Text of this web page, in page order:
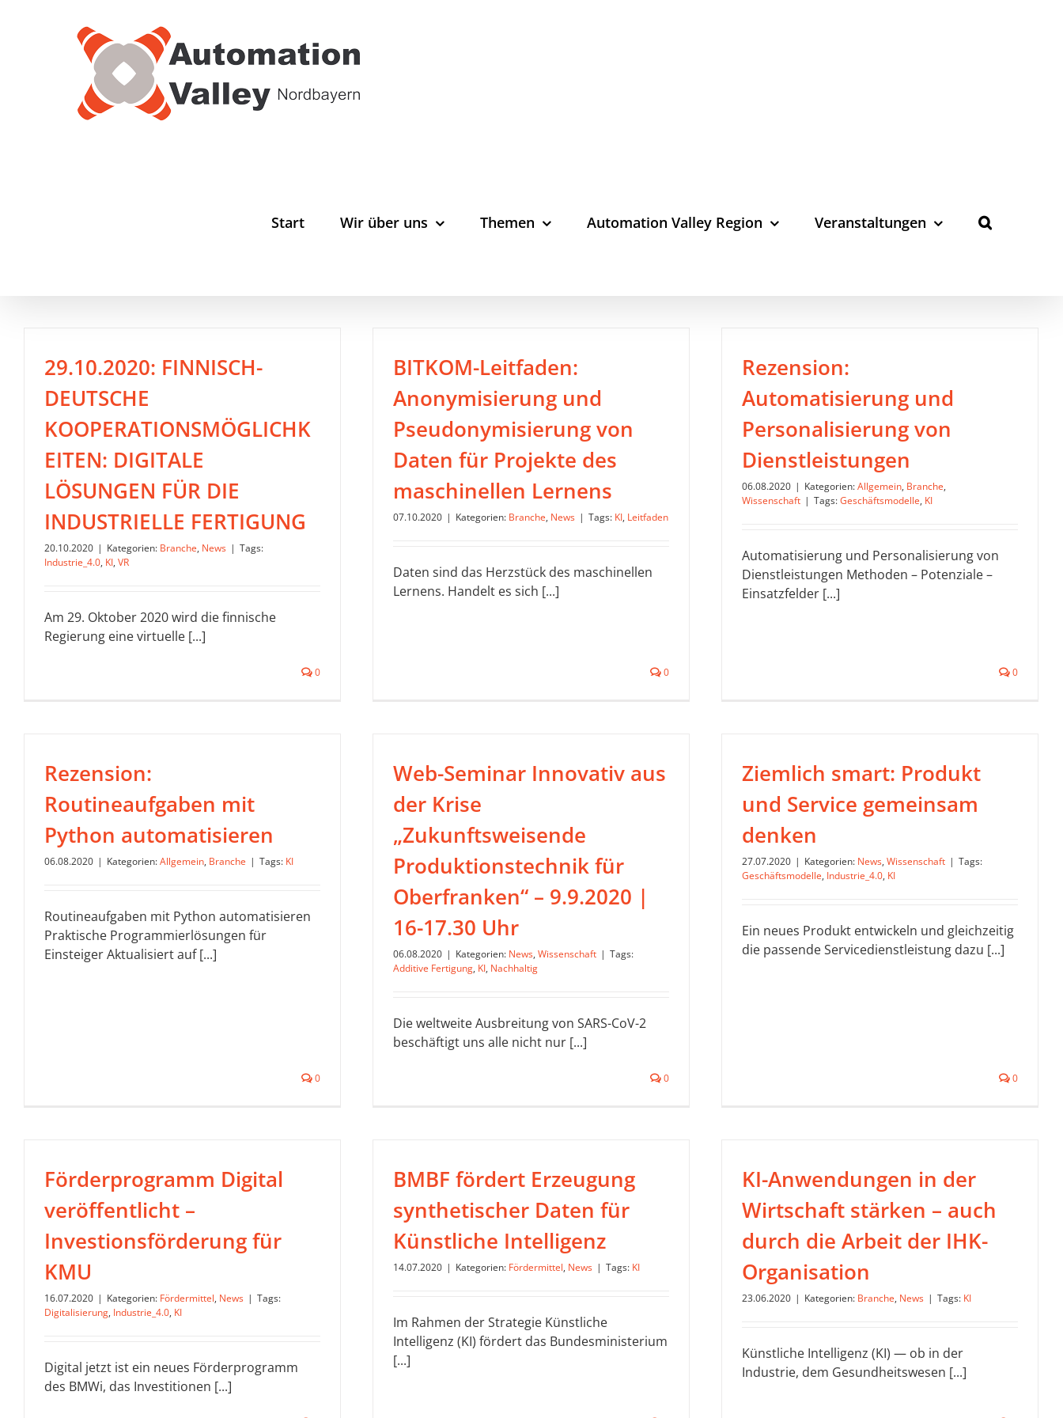
Start Wir über uns Themen Automation Valley Region Veranstaltungen
29.10.2020: FINNISCH-
DEUTSCHE
KOOPERATIONSMÖGLICHK
EITEN: DIGITALE
LÖSUNGEN FÜR DIE
INDUSTRIELLE FERTIGUNG
20.10.2020 | Kategorien: Branche, News | Tags:
Industrie_4.0, KI, VR
Am 29. Oktober 2020 wird die finnische
Regierung eine virtuelle [...]
0
BITKOM-Leitfaden:
Anonymisierung und
Pseudonymisierung von
Daten für Projekte des
maschinellen Lernens
07.10.2020 | Kategorien: Branche, News | Tags: KI, Leitfaden
Daten sind das Herzstück des maschinellen
Lernens. Handelt es sich [...]
0
Rezension:
Automatisierung und
Personalisierung von
Dienstleistungen
06.08.2020 | Kategorien:Allgemein, Branche,
Wissenschaft | Tags:Geschäftsmodelle, KI
Automatisierung und Personalisierung von
Dienstleistungen Methoden – Potenziale –
Einsatzfelder [...]
0
Rezension:
Routineaufgaben mit
Python automatisieren
06.08.2020 | Kategorien:Allgemein, Branche | Tags: KI
Routineaufgaben mit Python automatisieren
Praktische Programmierlösungen für
Einsteiger Aktualisiert auf [...]
0
Web-Seminar Innovativ aus
der Krise
„Zukunftsweisende
Produktionstechnik für
Oberfranken“ – 9.9.2020 |
16-17.30 Uhr
06.08.2020 | Kategorien: News, Wissenschaft | Tags:
Additive Fertigung, KI, Nachhaltig
Die weltweite Ausbreitung von SARS-CoV-2
beschäftigt uns alle nicht nur [...]
0
Ziemlich smart: Produkt
und Service gemeinsam
denken
27.07.2020 | Kategorien: News, Wissenschaft | Tags:
Geschäftsmodelle, Industrie_4.0, KI
Ein neues Produkt entwickeln und gleichzeitig
die passende Servicedienstleistung dazu [...]
0
Förderprogramm Digital
veröffentlicht –
Investionsförderung für
KMU
16.07.2020 | Kategorien: Fördermittel, News | Tags:
Digitalisierung, Industrie_4.0, KI
Digital jetzt ist ein neues Förderprogramm
des BMWi, das Investitionen [...]
BMBF fördert Erzeugung
synthetischer Daten für
Künstliche Intelligenz
14.07.2020 | Kategorien: Fördermittel, News | Tags: KI
Im Rahmen der Strategie Künstliche
Intelligenz (KI) fördert das Bundesministerium
[...]
KI-Anwendungen in der
Wirtschaft stärken – auch
durch die Arbeit der IHK-
Organisation
23.06.2020 | Kategorien: Branche, News | Tags: KI
Künstliche Intelligenz (KI) — ob in der
Industrie, dem Gesundheitswesen [...]